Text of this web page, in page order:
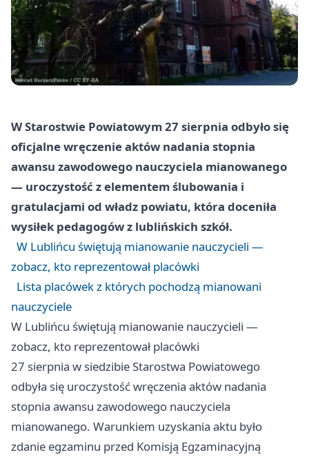
W Starostwie Powiatowym 27 sierpnia odbyło się
oficjalne wręczenie aktów nadania stopnia
awansu zawodowego nauczyciela mianowanego
— uroczystość z elementem ślubowania i
gratulacjami od władz powiatu, która doceniła
wysiłek pedagogów z lublińskich szkół.
W Lublińcu świętują mianowanie nauczycieli —
zobacz, kto reprezentował placówki
Lista placówek z których pochodzą mianowani
nauczyciele
W Lublińcu świętują mianowanie nauczycieli —
zobacz, kto reprezentował placówki
27 sierpnia w siedzibie Starostwa Powiatowego
odbyła się uroczystość wręczenia aktów nadania
stopnia awansu zawodowego nauczyciela
mianowanego. Warunkiem uzyskania aktu było
zdanie egzaminu przed Komisją Egzaminacyjną